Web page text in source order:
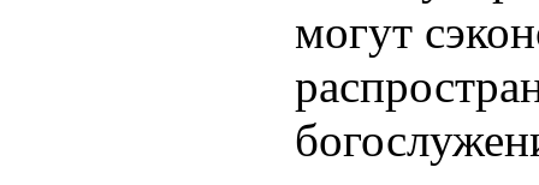
могут